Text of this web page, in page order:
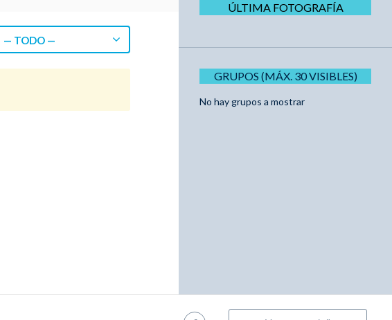
— TODO —
ÚLTIMA FOTOGRAFÍA
GRUPOS (MÁX. 30 VISIBLES)
No hay grupos a mostrar